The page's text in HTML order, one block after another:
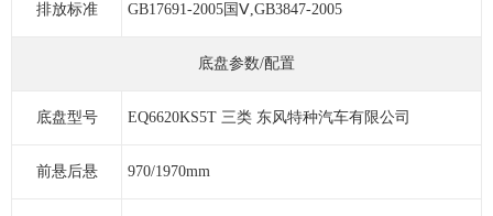
排放标准 GB17691-2005国Ⅴ,GB3847-2005
底盘参数/配置
底盘型号 EQ6620KS5T 三类 东风特种汽车有限公司
前悬后悬 970/1970mm